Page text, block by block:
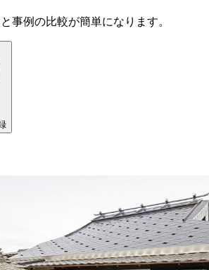
事例の比較が簡単になります。